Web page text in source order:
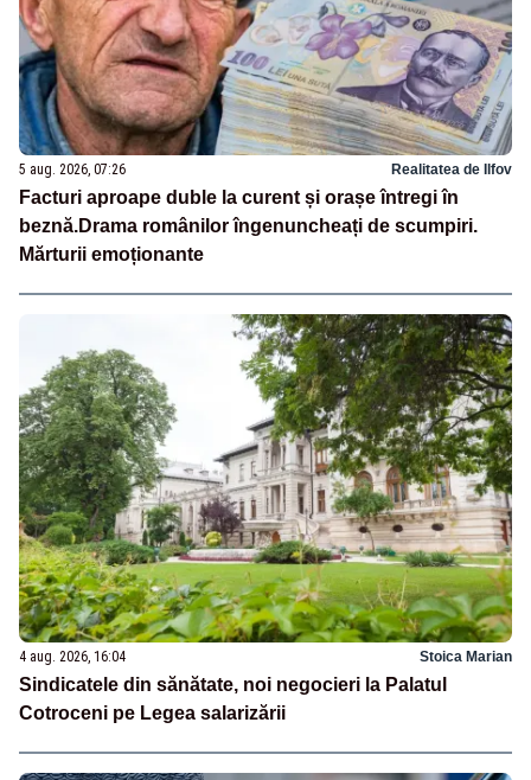
5 aug. 2026, 07:26 Realitatea de Ilfov
Facturi aproape duble la curent și orașe întregi în
beznă.Drama românilor îngenuncheați de scumpiri.
Mărturii emoționante
4 aug. 2026, 16:04 Stoica Marian
Sindicatele din sănătate, noi negocieri la Palatul
Cotroceni pe Legea salarizării